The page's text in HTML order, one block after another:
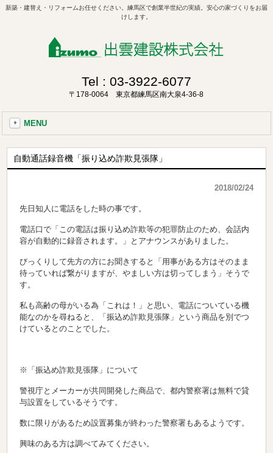
新築・建替え・リフォームお任せください。練馬区で創業半世紀の実績。安心の家づくりをお届
けします。
Tel : 03-3922-6077
〒178-0064 東京都練馬区南大泉4-36-8
MENU
自動通話録音機「振り込め詐欺見張隊」
2018/02/24
先日知人に電話をした時の事です。
電話口で「この電話は振り込め詐欺等の犯罪防止のため、会話内
容が自動的に録音されます。」とアナウンスがありました。
びっくりして先方の方にお聞きすると「用事がある方はそのまま
待っていれば繋がりますが、やましい方は切ってしまう」そうで
す。
私も高齢の母がいる為「これは！」と思い、電話についている機
能なのかを尋ねると、「振込め詐欺見張隊」という商品を別でつ
けているとのことでした。
※「振込め詐欺見張隊」について
警視庁とメーカーが共同開発した商品で、都内警察署は無料で貸
与設置をしているそうです。
数に限りがあるため設置募集が終わった警察署もあるようです。
興味のある方は調べてみてください。